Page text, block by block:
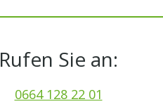
Rufen Sie an:
0664 128 22 01